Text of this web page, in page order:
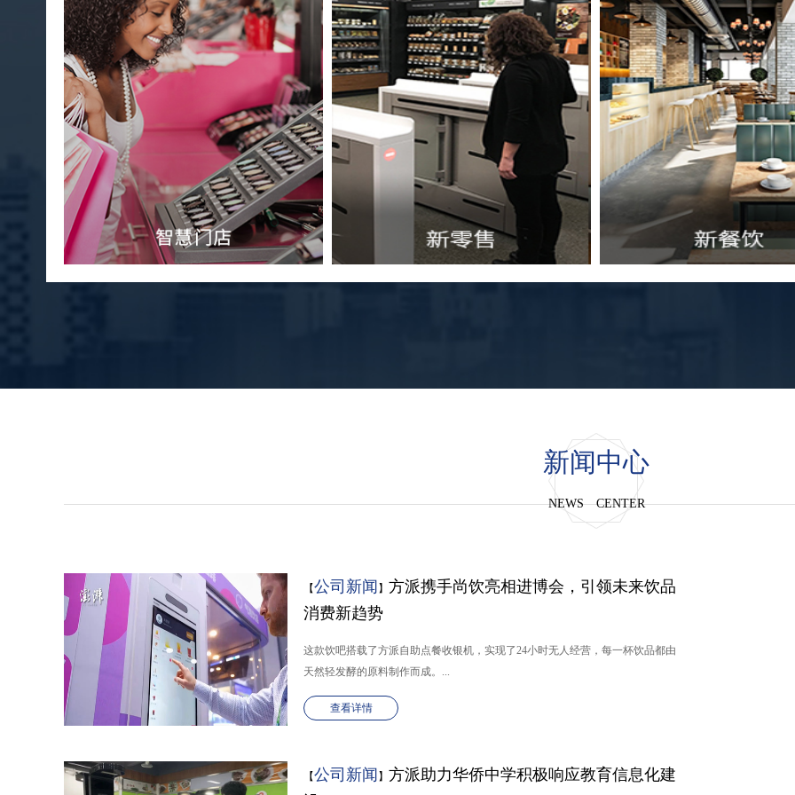
新零售
自助收银与会员营销系统 商
品溯源展示
获取详细方案
新餐饮
获取详细方案
智慧公共
自助查询服务终端、智
识终端与系统
获取详细方案
新闻中心
NEWS CENTER
【公司新闻 】 方派携手尚饮亮相进博会，引领未来饮品
消费新趋势
这款饮吧搭载了方派自助点餐收银机，实现了24小时无人经营，每一杯饮品都由
天然轻发酵的原料制作而成。...
查看详情
【公司新闻 】 方派助力华侨中学积极响应教育信息化建